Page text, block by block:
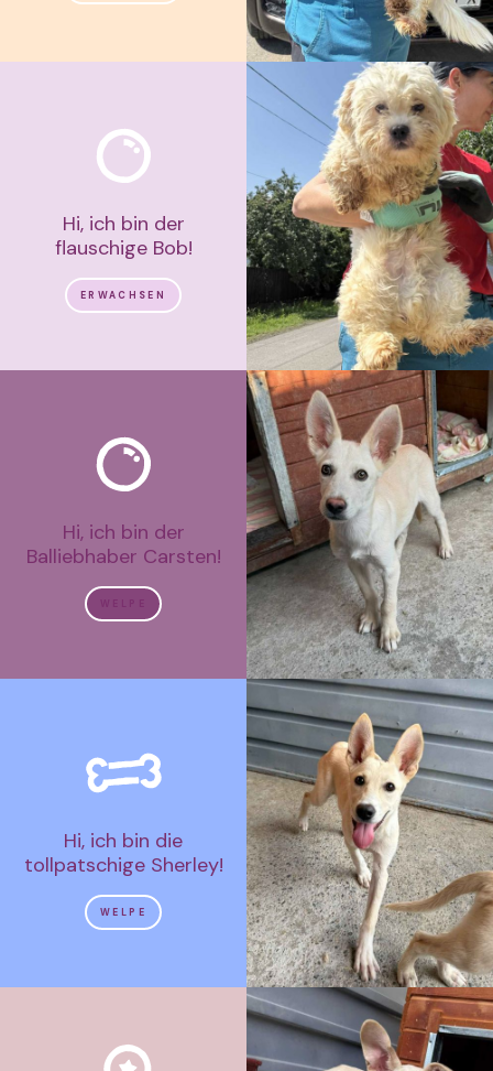
Hi, ich bin der
flauschige Bob!
ERWACHSEN
Hi, ich bin der
Balliebhaber Carsten!
Hi, ich bin die
tollpatschige Sherley!
WELPE